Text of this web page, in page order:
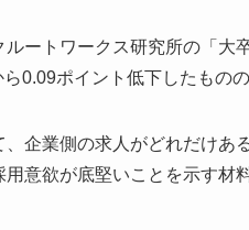
ートワークス研究所の「大
0.09ポイント低下したもの
企業側の求人がどれだけあ
意欲が底堅いことを示す材